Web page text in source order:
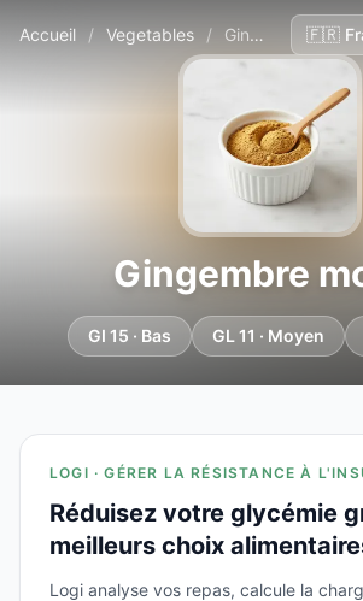
Accueil / Vegetables / Gingembre moulu
Gingembre
GI 15 · Bas GL 11 · Moyen
LOGI · GÉRER LA RÉSISTANCE À
Réduisez votre glycémie
meilleurs choix
Logi analyse vos repas, calcule la